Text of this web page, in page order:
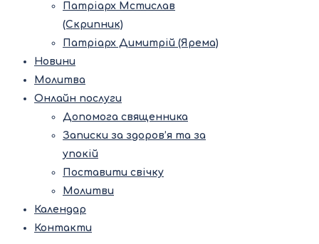
Патріарх Мстислав
(Скрипник)
Патріарх Димитрій (Ярема)
Новини
Молитва
Онлайн послуги
Допомога священника
Записки за здоров’я та за
упокій
Поставити свічку
Молитви
Календар
Контакти